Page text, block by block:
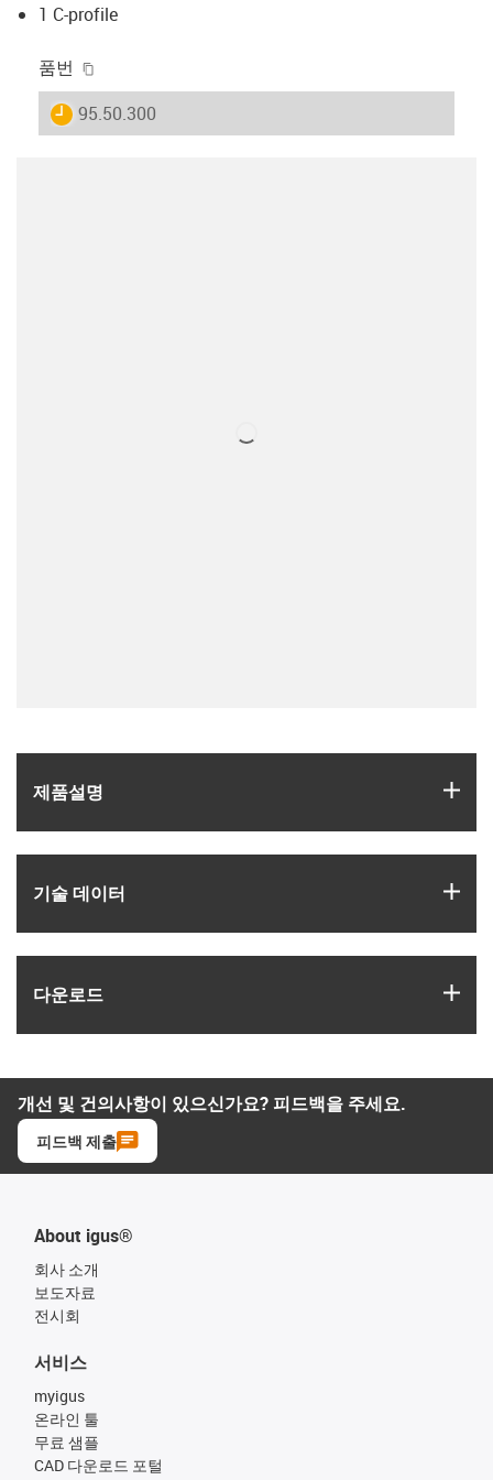
1 C-profile
품번
igus-icon-lieferzeit
95.50.300
제품­설명
기술 데이터
다운로드
개선 및 건의사항이 있으신가요? 피드백을 주세요.
피드백 제출
About igus®
회사 소개
보도자료
전시회
서비스
myigus
온라인 툴
무료 샘플
CAD 다운로드 포털